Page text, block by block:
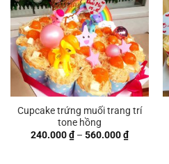
Cupcake trứng muối trang trí
tone hồng
240.000₫ – 560.000₫Khoảng
giá: